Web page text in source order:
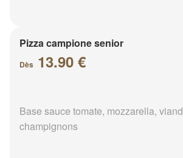
Pizza campione senior
Dès 13.90 €
Base sauce tomate, mozzarella,
champignons